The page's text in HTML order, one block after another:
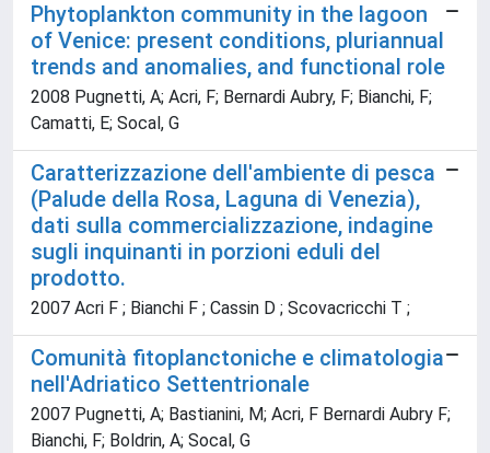
Phytoplankton community in the lagoon
of Venice: present conditions, pluriannual
trends and anomalies, and functional role
2008 Pugnetti, A; Acri, F; Bernardi Aubry, F; Bianchi, F;
Camatti, E; Socal, G
Caratterizzazione dell'ambiente di pesca
(Palude della Rosa, Laguna di Venezia),
dati sulla commercializzazione, indagine
sugli inquinanti in porzioni eduli del
prodotto.
2007 Acri F ; Bianchi F ; Cassin D ; Scovacricchi T ;
Comunità fitoplanctoniche e climatologia
nell'Adriatico Settentrionale
2007 Pugnetti, A; Bastianini, M; Acri, F Bernardi Aubry F;
Bianchi, F; Boldrin, A; Socal, G